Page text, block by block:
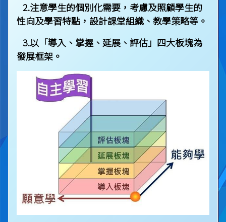
2.注意學生的個別化需要，考慮及照顧學生的
性向及學習特點，設計課堂組織、教學策略等。
3.以「導入、掌握、延展、評估」四大板塊為
發展框架。